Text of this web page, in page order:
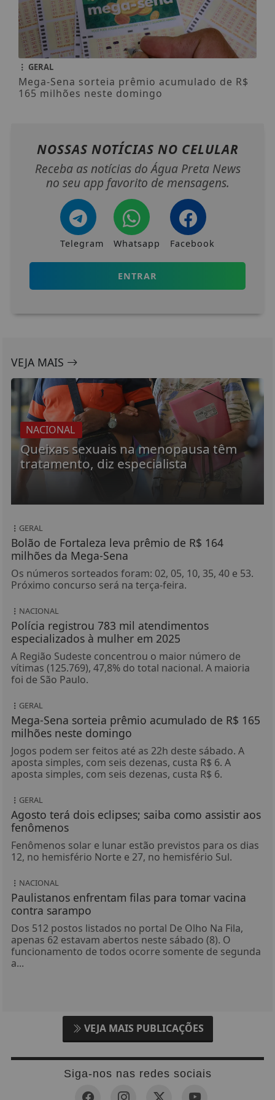
GERAL
Mega-Sena sorteia prêmio acumulado de R$
165 milhões neste domingo
NOSSAS NOTÍCIAS NO CELULAR
Receba as notícias do Água Preta News
no seu app favorito de mensagens.
Telegram Whatsapp Facebook
ENTRAR
VEJA MAIS
NACIONAL
Queixas sexuais na menopausa têm
tratamento, diz especialista
GERAL
Bolão de Fortaleza leva prêmio de R$ 164
milhões da Mega-Sena
Os números sorteados foram: 02, 05, 10, 35, 40 e 53.
Próximo concurso será na terça-feira.
NACIONAL
Polícia registrou 783 mil atendimentos
especializados à mulher em 2025
A Região Sudeste concentrou o maior número de
vítimas (125.769), 47,8% do total nacional. A maioria
foi de São Paulo.
GERAL
Mega-Sena sorteia prêmio acumulado de R$ 165
milhões neste domingo
Jogos podem ser feitos até as 22h deste sábado. A
aposta simples, com seis dezenas, custa R$ 6. A
aposta simples, com seis dezenas, custa R$ 6.
GERAL
Agosto terá dois eclipses; saiba como assistir aos
fenômenos
Fenômenos solar e lunar estão previstos para os dias
12, no hemisfério Norte e 27, no hemisfério Sul.
NACIONAL
Paulistanos enfrentam filas para tomar vacina
contra sarampo
Dos 512 postos listados no portal De Olho Na Fila,
apenas 62 estavam abertos neste sábado (8). O
funcionamento de todos ocorre somente de segunda
a...
VEJA MAIS PUBLICAÇÕES
Siga-nos nas redes sociais